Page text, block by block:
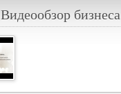
Видеообзор бизнеса